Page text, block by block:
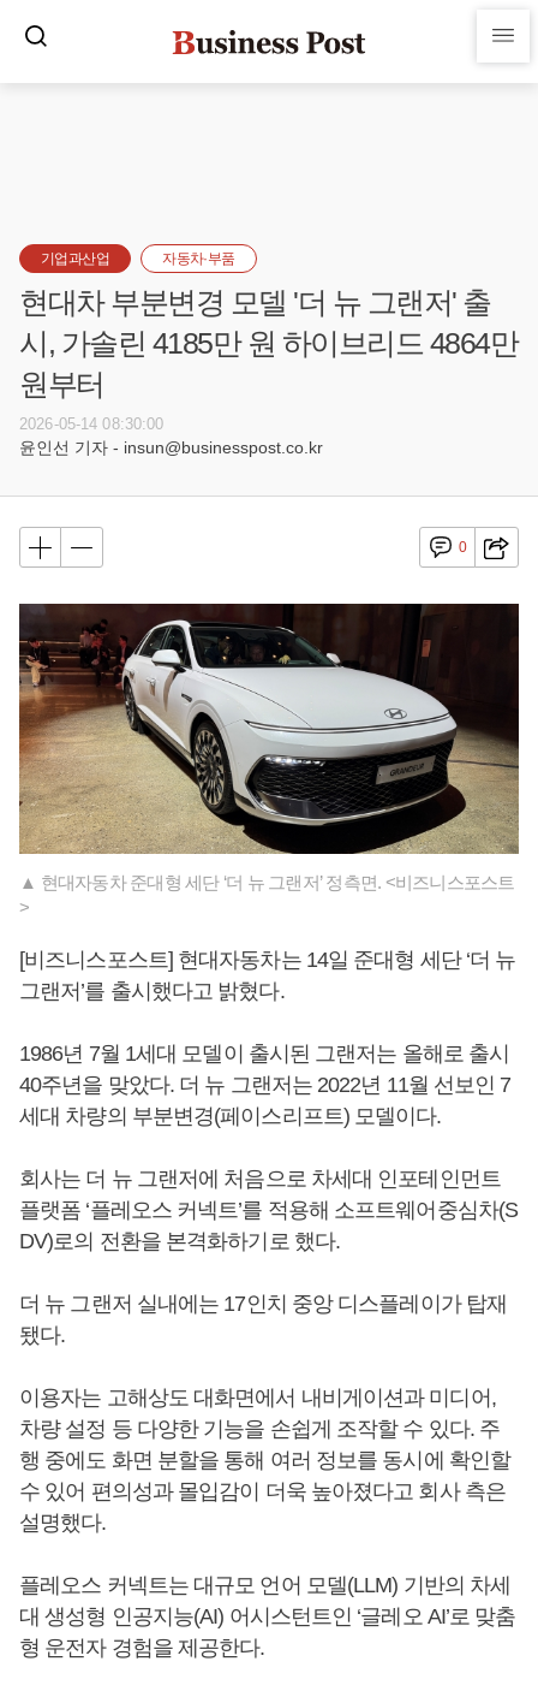
기업과산업 자동차·부품
현대차 부분변경 모델 '더 뉴 그랜저' 출
시, 가솔린 4185만 원 하이브리드 4864만
원부터
2026-05-14 08:30:00
윤인선 기자 - insun@businesspost.co.kr
0
▲ 현대자동차 준대형 세단 ‘더 뉴 그랜저’ 정측면. <비즈니스포스트
>
[비즈니스포스트] 현대자동차는 14일 준대형 세단 ‘더 뉴
그랜저’를 출시했다고 밝혔다.
1986년 7월 1세대 모델이 출시된 그랜저는 올해로 출시
40주년을 맞았다. 더 뉴 그랜저는 2022년 11월 선보인 7
세대 차량의 부분변경(페이스리프트) 모델이다.
회사는 더 뉴 그랜저에 처음으로 차세대 인포테인먼트
플랫폼 ‘플레오스 커넥트’를 적용해 소프트웨어중심차(S
DV)로의 전환을 본격화하기로 했다.
더 뉴 그랜저 실내에는 17인치 중앙 디스플레이가 탑재
됐다.
이용자는 고해상도 대화면에서 내비게이션과 미디어,
차량 설정 등 다양한 기능을 손쉽게 조작할 수 있다. 주
행 중에도 화면 분할을 통해 여러 정보를 동시에 확인할
수 있어 편의성과 몰입감이 더욱 높아졌다고 회사 측은
설명했다.
플레오스 커넥트는 대규모 언어 모델(LLM) 기반의 차세
대 생성형 인공지능(AI) 어시스턴트인 ‘글레오 AI’로 맞춤
형 운전자 경험을 제공한다.